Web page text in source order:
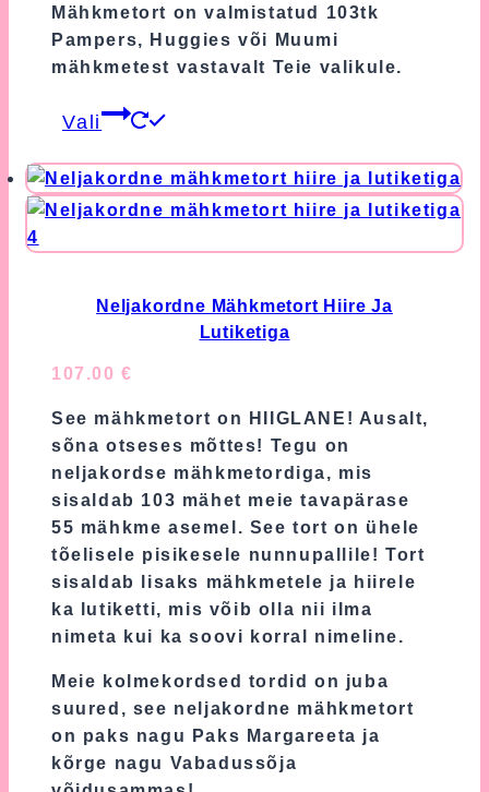
Mähkmetort on valmistatud 103tk
Pampers, Huggies või Muumi
mähkmetest vastavalt Teie valikule.
Vali
has
multiple
variants.
The
may
the
product
page
Neljakordne Mähkmetort Hiire Ja
Lutiketiga
107.00€
See mähkmetort on HIIGLANE! Ausalt,
sõna otseses mõttes! Tegu on
neljakordse mähkmetordiga, mis
sisaldab 103 mähet meie tavapärase
55 mähkme asemel. See tort on ühele
tõelisele pisikesele nunnupallile! Tort
sisaldab lisaks mähkmetele ja hiirele
ka lutiketti, mis võib olla nii ilma
nimeta kui ka soovi korral nimeline.
Meie kolmekordsed tordid on juba
suured, see neljakordne mähkmetort
on paks nagu Paks Margareeta ja
kõrge nagu Vabadussõja